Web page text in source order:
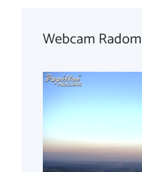
Webcam Radom